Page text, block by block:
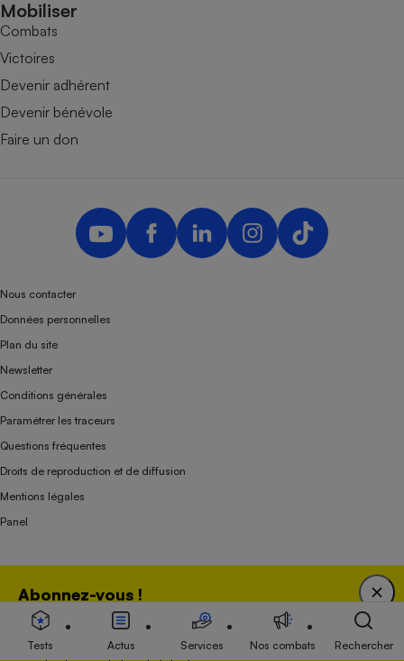
Abonnez-vous !
Bénéficiez d'une expertise unique tout en soutenant
une association 100 % indépendante de l'Etat, des
Mobiliser
Combats
Victoires
Devenir adhérent
Devenir bénévole
Faire un don
Nous contacter
Données personnelles
Plan du site
Newsletter
Conditions générales
Paramétrer les traceurs
Questions fréquentes
Droits de reproduction et de diffusion
Mentions légales
Panel
Association indépendante de l’État, des syndicats, des producteurs et des
distributeurs depuis 1951.
Tests Actus Services Nos combats Rechercher